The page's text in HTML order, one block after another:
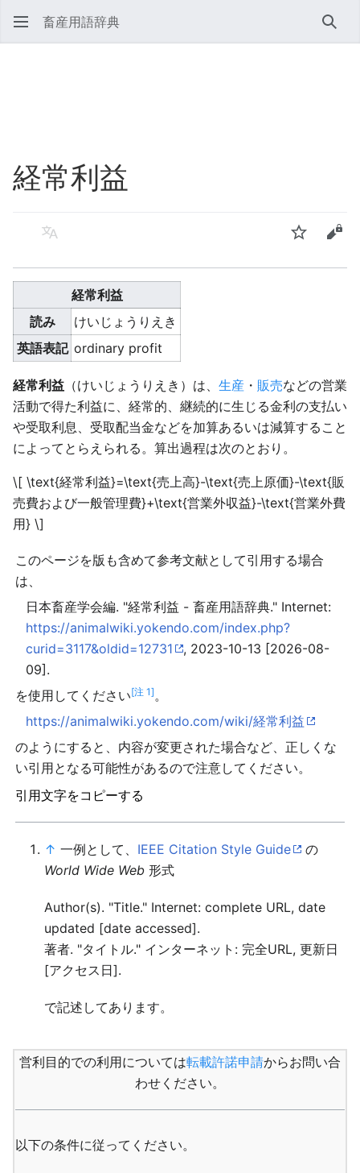
畜産用語辞典 検索
経常利益
言語 ウォッチソ
経常利益
読み
けいじょうりえき
英語表記 ordinary profit
経常利益 （けいじょうりえき）は、 生産 ・ 販売などの営業
活動で得た利益に、経常的、継続的に生じる金利の支払い
や受取利息、受取配当金などを加算あるいは減算すること
によってとらえられる。算出過程は次のとおり。
\[ \text{経常利益}=\text{売上高}-\text{売上原価}-\text{販
売費および一般管理費}+\text{営業外収益}-\text{営業外費
用} \]
このページを版も含めて参考文献として引用する場合
は、
日本畜産学会編. "経常利益 - 畜産用語辞典." Internet:
https://animalwiki.yokendo.com/index.php?
curid=3117&oldid=12731
, 2023-10-13 [2026-08-
09].
を使用してください[注 1]。
https://animalwiki.yokendo.com/wiki/経常利益
のようにすると、内容が変更された場合など、正しくな
い引用となる可能性があるので注意してください。
引用文字をコピーする
↑ 一例として、 IEEE Citation Style Guide
の
World Wide Web 形式
Author(s). "Title." Internet: complete URL, date
updated [date accessed].
著者. "タイトル." インターネット: 完全URL, 更新日
[アクセス日].
で記述してあります。
営利目的での利用については転載許諾申請からお問い合
わせください。
以下の条件に従ってください。